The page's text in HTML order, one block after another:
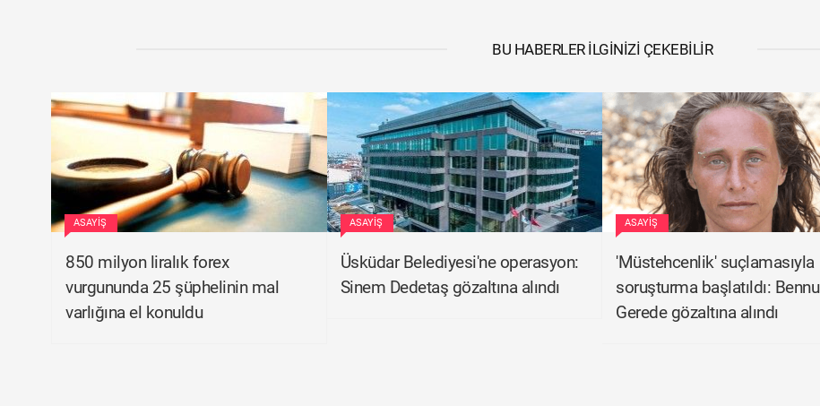
BU HABERLER İLGINIZI ÇEKEBILIR
ASAYIŞ
850 milyon liralık forex
vurgununda 25 şüphelinin mal
varlığına el konuldu
ASAYIŞ
Üsküdar Belediyesi'ne operasyon:
Sinem Dedetaş gözaltına alındı
ASAYIŞ
'Müstehcenlik' suçlamasıyla
soruşturma başlatıldı: Bennu
Gerede gözaltına alındı